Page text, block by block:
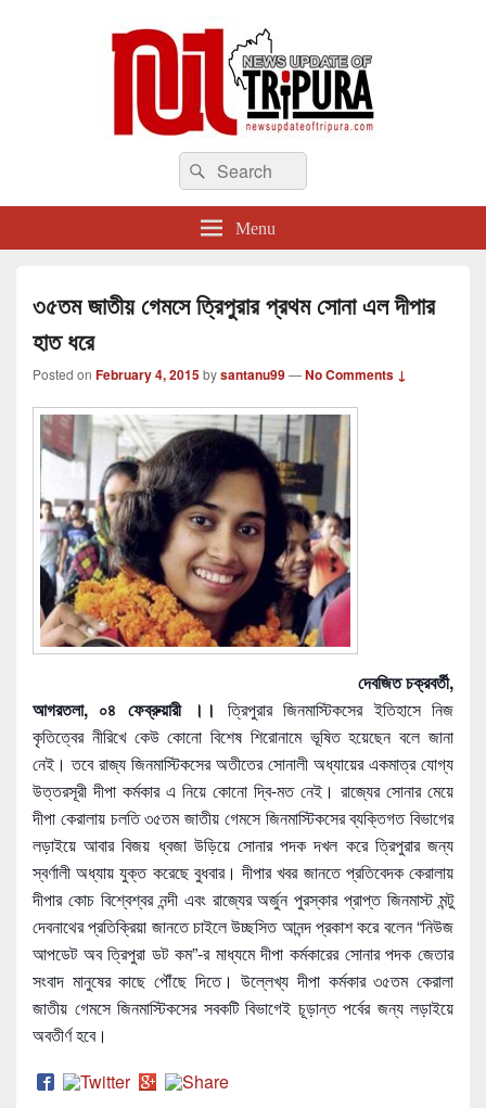
newsupdateoftripura.com
The one & only exceptional Bengali Version online news & infotainment portal
in Tripura.
Search
for:
Search
Menu
৩৫তম জাতীয় গেমসে ত্রিপুরার প্রথম সোনা এল দীপার
হাত ধরে
Posted on February 4, 2015bysantanu99—No Comments ↓
দেবজিত চক্রবর্তী,
আগরতলা, ০৪ ফেব্রুয়ারী ।।
ত্রিপুরার জিনমাস্টিকসের ইতিহাসে নিজ
কৃতিত্বের নীরিখে কেউ কোনো বিশেষ শিরোনামে ভূষিত হয়েছেন বলে জানা
নেই। তবে রাজ্য জিনমাস্টিকসের অতীতের সোনালী অধ্যায়ের একমাত্র যোগ্য
উত্তরসূরী দীপা কর্মকার এ নিয়ে কোনো দ্বি-মত নেই। রাজ্যের সোনার মেয়ে
দীপা কেরালায় চলতি ৩৫তম জাতীয় গেমসে জিনমাস্টিকসের ব্যক্তিগত বিভাগের
লড়াইয়ে আবার বিজয় ধ্বজা উড়িয়ে সোনার পদক দখল করে ত্রিপুরার জন্য
স্বর্ণালী অধ্যায় যুক্ত করেছে বুধবার। দীপার খবর জানতে প্রতিবেদক কেরালায়
দীপার কোচ বিশ্বেশ্বর নন্দী এবং রাজ্যের অর্জুন পুরস্কার প্রাপ্ত জিনমাস্ট মন্টু
দেবনাথের প্রতিক্রিয়া জানতে চাইলে উচ্ছসিত আনন্দ প্রকাশ করে বলেন “নিউজ
আপডেট অব ত্রিপুরা ডট কম”-র মাধ্যমে দীপা কর্মকারের সোনার পদক জেতার
সংবাদ মানুষের কাছে পৌঁছে দিতে। উল্লেখ্য দীপা কর্মকার ৩৫তম কেরালা
জাতীয় গেমসে জিনমাস্টিকসের সবকটি বিভাগেই চূড়ান্ত পর্বের জন্য লড়াইয়ে
অবতীর্ণ হবে।